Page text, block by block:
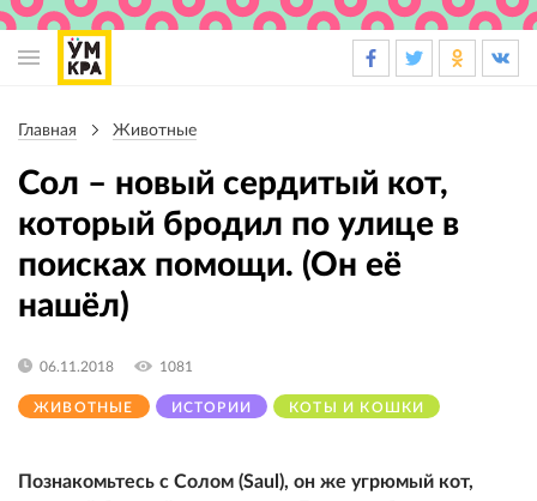
навигация
навигации
Главная Животные
Сол – новый сердитый кот,
который бродил по улице в
поисках помощи. (Он её
нашёл)
ЖИВОТНЫЕ ИСТОРИИ КОТЫ И КОШКИ
06.11.2018 1081
Познакомьтесь с Солом (Saul), он же угрюмый кот,